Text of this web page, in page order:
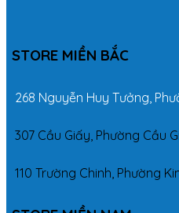
STORE MIỀN BẮC
268 Nguyễn Huy Tưởng,
307 Cầu Giấy, Phường Cầu
110 Trường Chinh, Phường